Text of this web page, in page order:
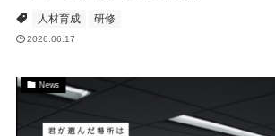
人材育成 研修
2026.06.17
News